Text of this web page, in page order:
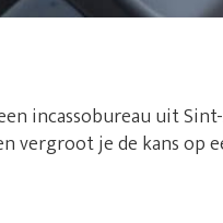
incassobureau uit
vergroot je de kans op